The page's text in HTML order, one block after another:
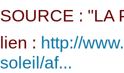
SOURCE : "LA
lien : http://
soleil/af...